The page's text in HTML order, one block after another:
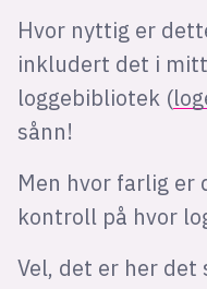
Hvor nyttig er
inkludert det i
loggebibliotek (
sånn!
Men hvor farlig er
kontroll på hvor
Vel, det er her